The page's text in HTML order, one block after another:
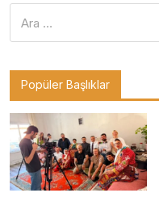
Popüler Başlıklar